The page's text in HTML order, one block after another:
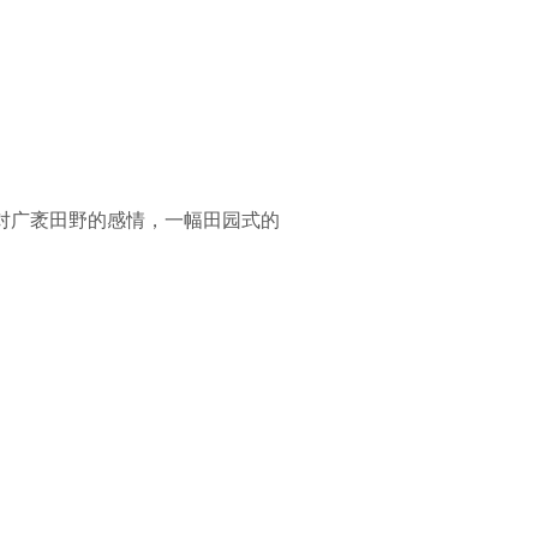
广袤田野的感情，一幅田园式的